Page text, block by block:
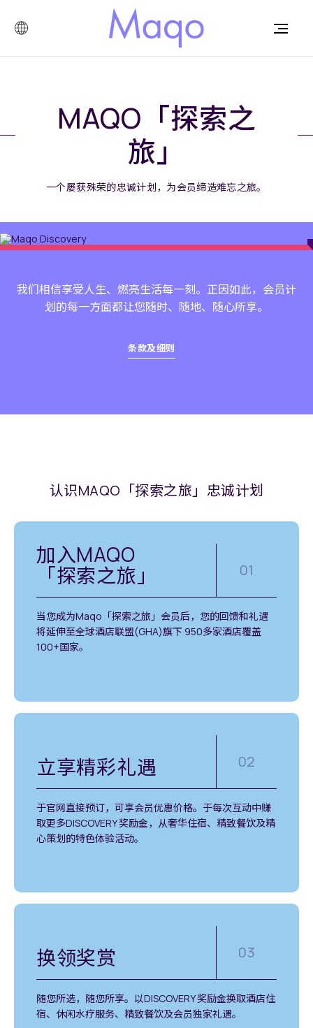
MAQO「探索之
旅」
一个屡获殊荣的忠诚计划，为会员缔造难忘之旅。
我们相信享受人生、燃亮生活每一刻。正因如此，会员计
划的每一方面都让您随时、随地、随心所享。
条款及细则
认识MAQO「探索之旅」忠诚计划
加入MAQO
「探索之旅」 01
当您成为Maqo「探索之旅」会员后，您的回馈和礼遇
将延伸至全球酒店联盟(GHA)旗下 950多家酒店覆盖
100+国家。
立享精彩礼遇 02
于官网直接预订，可享会员优惠价格。于每次互动中赚
取更多DISCOVERY 奖励金，从奢华住宿、精致餐饮及精
心策划的特色体验活动。
换领奖赏 03
随您所选，随您所享。以DISCOVERY 奖励金换取酒店住
宿、休闲水疗服务、精致餐饮及会员独家礼遇。